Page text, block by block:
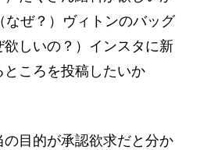
なぜ？）ヴィトンのバッグ
しいの？）インスタに新
ころを投稿したいか
目的が承認欲求だと分か